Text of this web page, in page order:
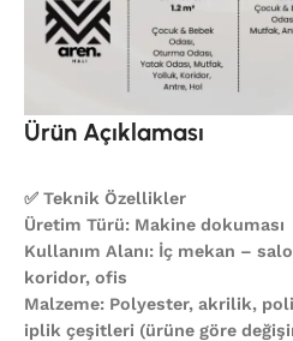
Ürün Açıklaması
✅ Teknik Özellikler
Üretim Türü: Makine dokuması
Kullanım Alanı: İç mekan –
koridor, ofis
Malzeme: Polyester, akrilik,
iplik çeşitleri (ürüne göre